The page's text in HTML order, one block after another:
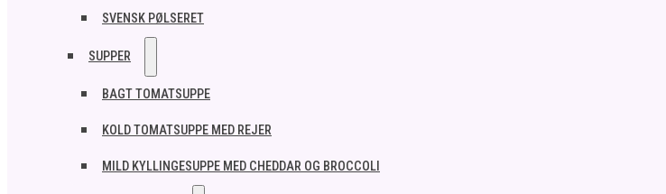
SVENSK PØLSERET
SUPPER
BAGT TOMATSUPPE
KOLD TOMATSUPPE MED REJER
MILD KYLLINGESUPPE MED CHEDDAR OG BROCCOLI